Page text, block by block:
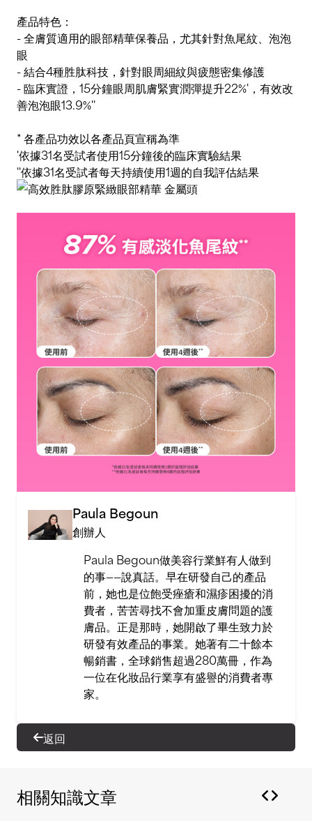
產品特色：
- 全膚質適用的眼部精華保養品，尤其針對魚尾紋、泡泡
眼
- 結合4種胜肽科技，針對眼周細紋與疲態密集修護
- 臨床實證，15分鐘眼周肌膚緊實潤彈提升22%'，有效改
善泡泡眼13.9%''
* 各產品功效以各產品頁宣稱為準
'依據31名受試者使用15分鐘後的臨床實驗結果
''依據31名受試者每天持續使用1週的自我評估結果
Paula Begoun
創辦人
Paula Begoun做美容行業鮮有人做到
的事——說真話。早在研發自己的產品
前，她也是位飽受痤瘡和濕疹困擾的消
費者，苦苦尋找不會加重皮膚問題的護
膚品。正是那時，她開啟了畢生致力於
研發有效產品的事業。她著有二十餘本
暢銷書，全球銷售超過280萬冊，作為
一位在化妝品行業享有盛譽的消費者專
家。
返回
相關知識文章